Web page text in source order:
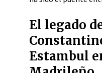
El legado
Estambul